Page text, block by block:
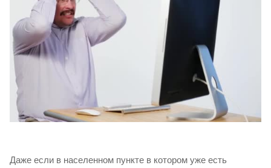
Даже если в населенном пункте в котором уже есть